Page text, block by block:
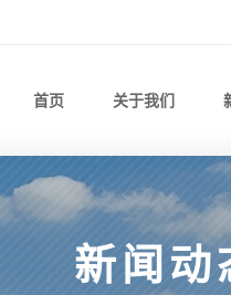
首页 关于我们
新闻动